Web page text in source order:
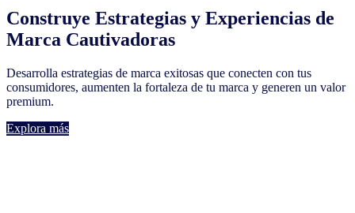
Construye Estrategias y Experiencias de
Marca Cautivadoras
Desarrolla estrategias de marca exitosas que conecten con tus
consumidores, aumenten la fortaleza de tu marca y generen un valor
premium.
Explora más